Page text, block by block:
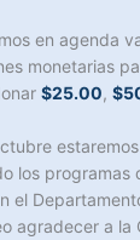
en agenda
monetarias
$25.00,
los programas
el
agradecer a la